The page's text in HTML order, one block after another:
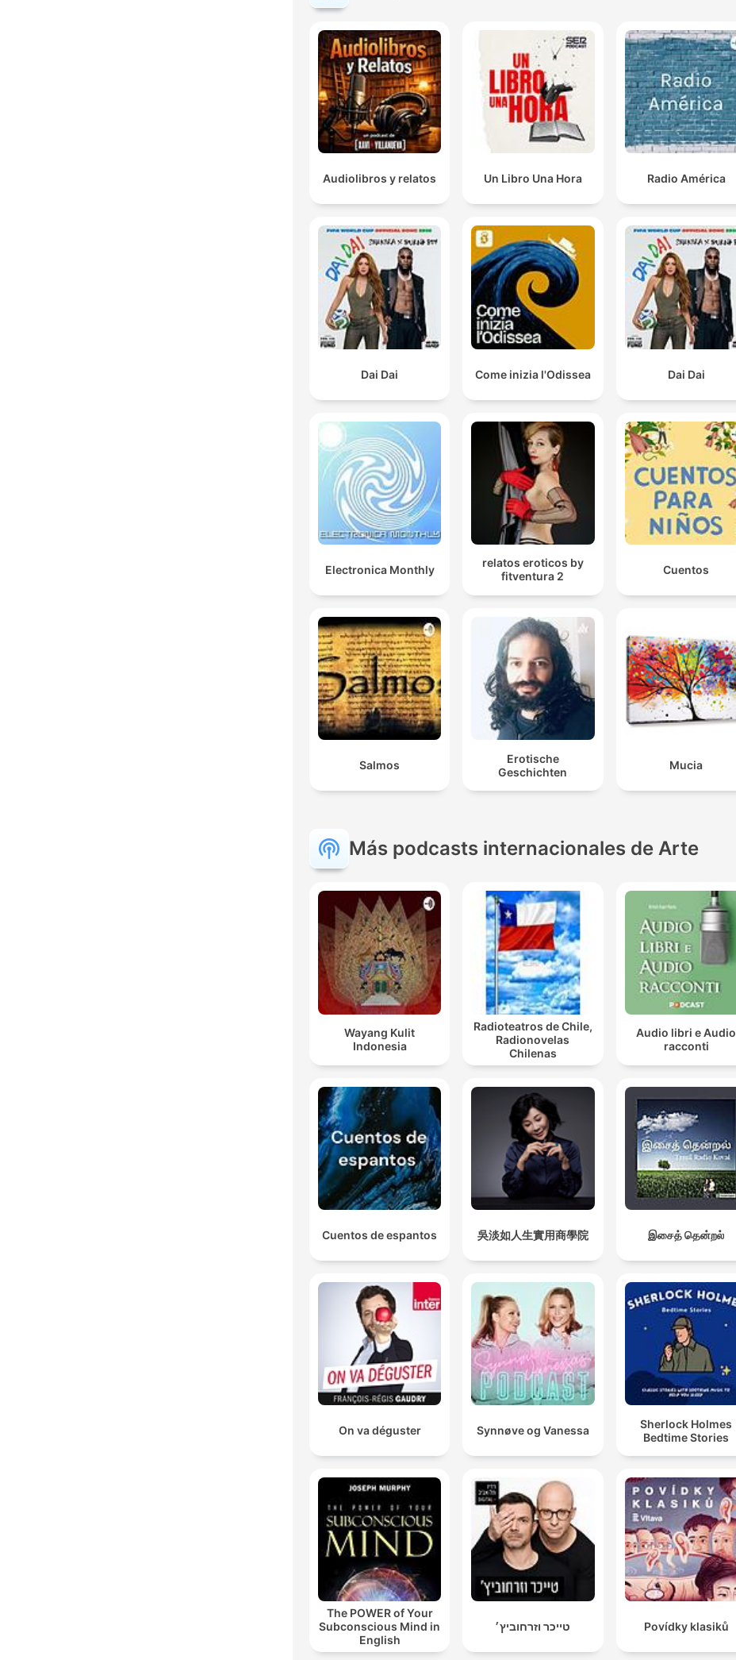
Audiolibros y relatos Un Libro Una Hora Radio América
Dai Dai Come inizia l'Odissea Dai Dai
Electronica Monthly
relatos eroticos by
fitventura 2
Cuentos
Salmos
Erotische
Geschichten
Mucia
Más podcasts internacionales de Arte
Wayang Kulit
Indonesia
Radioteatros de Chile,
Radionovelas
Chilenas
Audio libri e Audio
racconti
Cuentos de espantos 吳淡如人生實用商學院 இசைத் தென்றல்
On va déguster Synnøve og Vanessa
Sherlock Holmes
Bedtime Stories
The POWER of Your
Subconscious Mind in
English
טייכר וזרחוביץ׳ Povídky klasiků